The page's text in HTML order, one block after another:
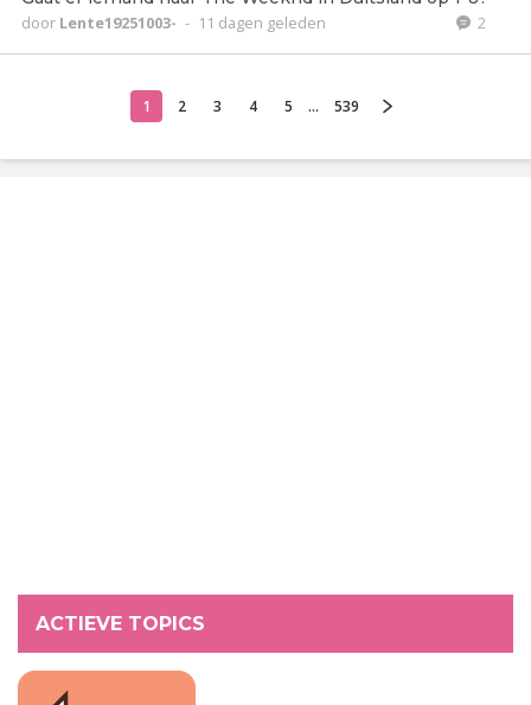
door Lente19251003- - 11 dagen geleden 2
1 2 3 4 5 ... 539
ACTIEVE TOPICS